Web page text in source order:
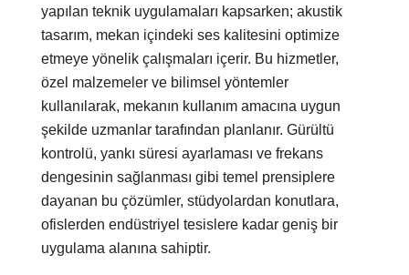
yapılan teknik uygulamaları kapsarken; akustik
tasarım, mekan içindeki ses kalitesini optimize
etmeye yönelik çalışmaları içerir. Bu hizmetler,
özel malzemeler ve bilimsel yöntemler
kullanılarak, mekanın kullanım amacına uygun
şekilde uzmanlar tarafından planlanır. Gürültü
kontrolü, yankı süresi ayarlaması ve frekans
dengesinin sağlanması gibi temel prensiplere
dayanan bu çözümler, stüdyolardan konutlara,
ofislerden endüstriyel tesislere kadar geniş bir
uygulama alanına sahiptir.